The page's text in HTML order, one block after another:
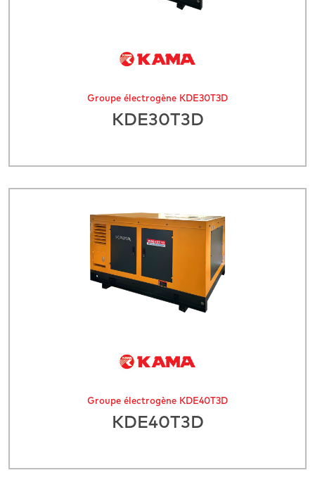
Groupe électrogène KDE30T3D
KDE30T3D
Groupe électrogène KDE40T3D
KDE40T3D